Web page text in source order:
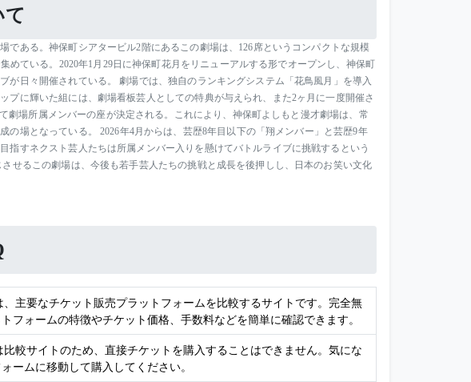
である。神保町シアタービル2階にあるこの劇場は、126席というコンパクトな規模
めている。2020年1月29日に神保町花月をリニューアルする形でオープンし、神保町
が日々開催されている。 劇場では、独自のランキングシステム「花鳥風月」を導入
プに輝いた組には、劇場看板芸人としての特典が与えられ、また2ヶ月に一度開催さ
劇場所属メンバーの座が決定される。これにより、神保町よしもと漫才劇場は、常
の場となっている。 2026年4月からは、芸歴8年目以下の「翔メンバー」と芸歴9年
指すネクスト芸人たちは所属メンバー入りを懸けてバトルライブに挑戦するという
せるこの劇場は、今後も若手芸人たちの挑戦と成長を後押しし、日本のお笑い文化
、主要なチケット販売プラットフォームを比較するサイトです。完全無
フォームの特徴やチケット価格、手数料などを簡単に確認できます。
較サイトのため、直接チケットを購入することはできません。気にな
ームに移動して購入してください。